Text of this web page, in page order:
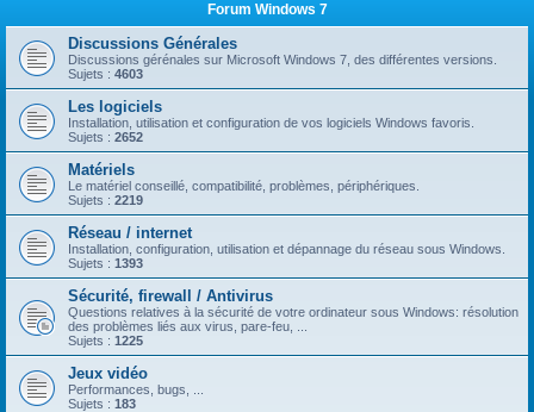
h
r
Forum Windows 7
Discussions Générales
Discussions gérénales sur Microsoft Windows 7, des différentes versions.
Sujets : 4603
Les logiciels
Installation, utilisation et configuration de vos logiciels Windows favoris.
Sujets : 2652
Matériels
Le matériel conseillé, compatibilité, problèmes, périphériques.
Sujets : 2219
Réseau / internet
Installation, configuration, utilisation et dépannage du réseau sous Windows.
Sujets : 1393
Sécurité, firewall / Antivirus
Questions relatives à la sécurité de votre ordinateur sous Windows: résolution
des problèmes liés aux virus, pare-feu, ...
Sujets : 1225
Jeux vidéo
Performances, bugs, ...
Sujets : 183